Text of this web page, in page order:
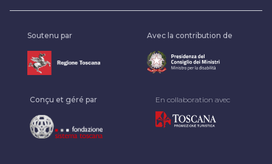
Soutenu par Avec la contribution de
Conçu et géré par En collaboration avec